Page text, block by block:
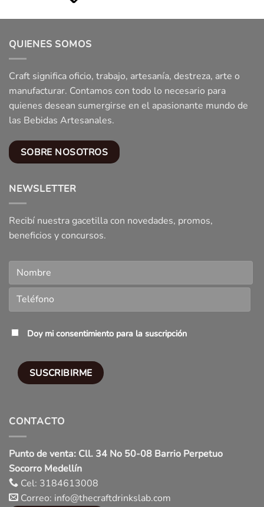
QUIENES SOMOS
Craft significa oficio, trabajo, artesanía, destreza, arte o
manufacturar. Contamos con todo lo necesario para
quienes desean sumergirse en el apasionante mundo de
las Bebidas Artesanales.
SOBRE NOSOTROS
NEWSLETTER
Recibí nuestra gacetilla con novedades, promos,
beneficios y concursos.
Doy mi consentimiento para la suscripción
CONTACTO
Punto de venta: Cll. 34 No 50-08 Barrio Perpetuo
Socorro Medellín
Cel: 3184613008
Correo: info@thecraftdrinkslab.com